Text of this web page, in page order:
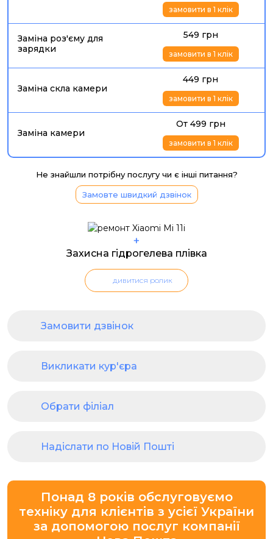
замовити в 1 клік
Заміна роз'єму для
зарядки
549 грн
замовити в 1 клік
Заміна скла камери
449 грн
замовити в 1 клік
Заміна камери
От 499 грн
замовити в 1 клік
Не знайшли потрібну послугу чи є інші питання?
Замовте швидкий дзвінок
+
Захисна гідрогелева плівка
дивитися ролик
Замовити дзвінок
Викликати кур'єра
Обрати філіал
Надіслати по Новій Пошті
Понад 8 років обслуговуємо
техніку для клієнтів з усієї України
за допомогою послуг компанії